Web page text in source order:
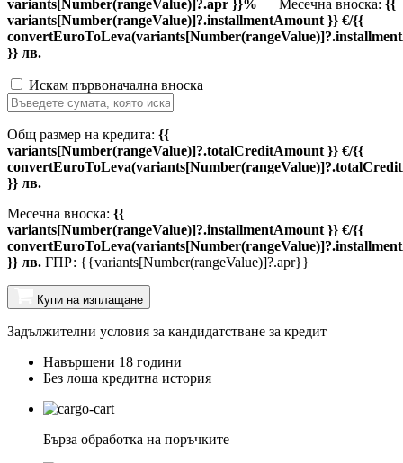
variants[Number(rangeValue)]?.apr }}% Месечна вноска: {{
variants[Number(rangeValue)]?.installmentAmount }} €/{{
}} лв.
Искам първоначална вноска
Общ размер на кредита: {{
variants[Number(rangeValue)]?.totalCreditAmount }} €/{{
}} лв.
Месечна вноска: {{
variants[Number(rangeValue)]?.installmentAmount }} €/{{
}} лв. ГПР: {{variants[Number(rangeValue)]?.apr}}
Купи на изплащане
Задължителни условия за кандидатстване за кредит
Навършени 18 години
Без лоша кредитна история
Бърза обработка на поръчките